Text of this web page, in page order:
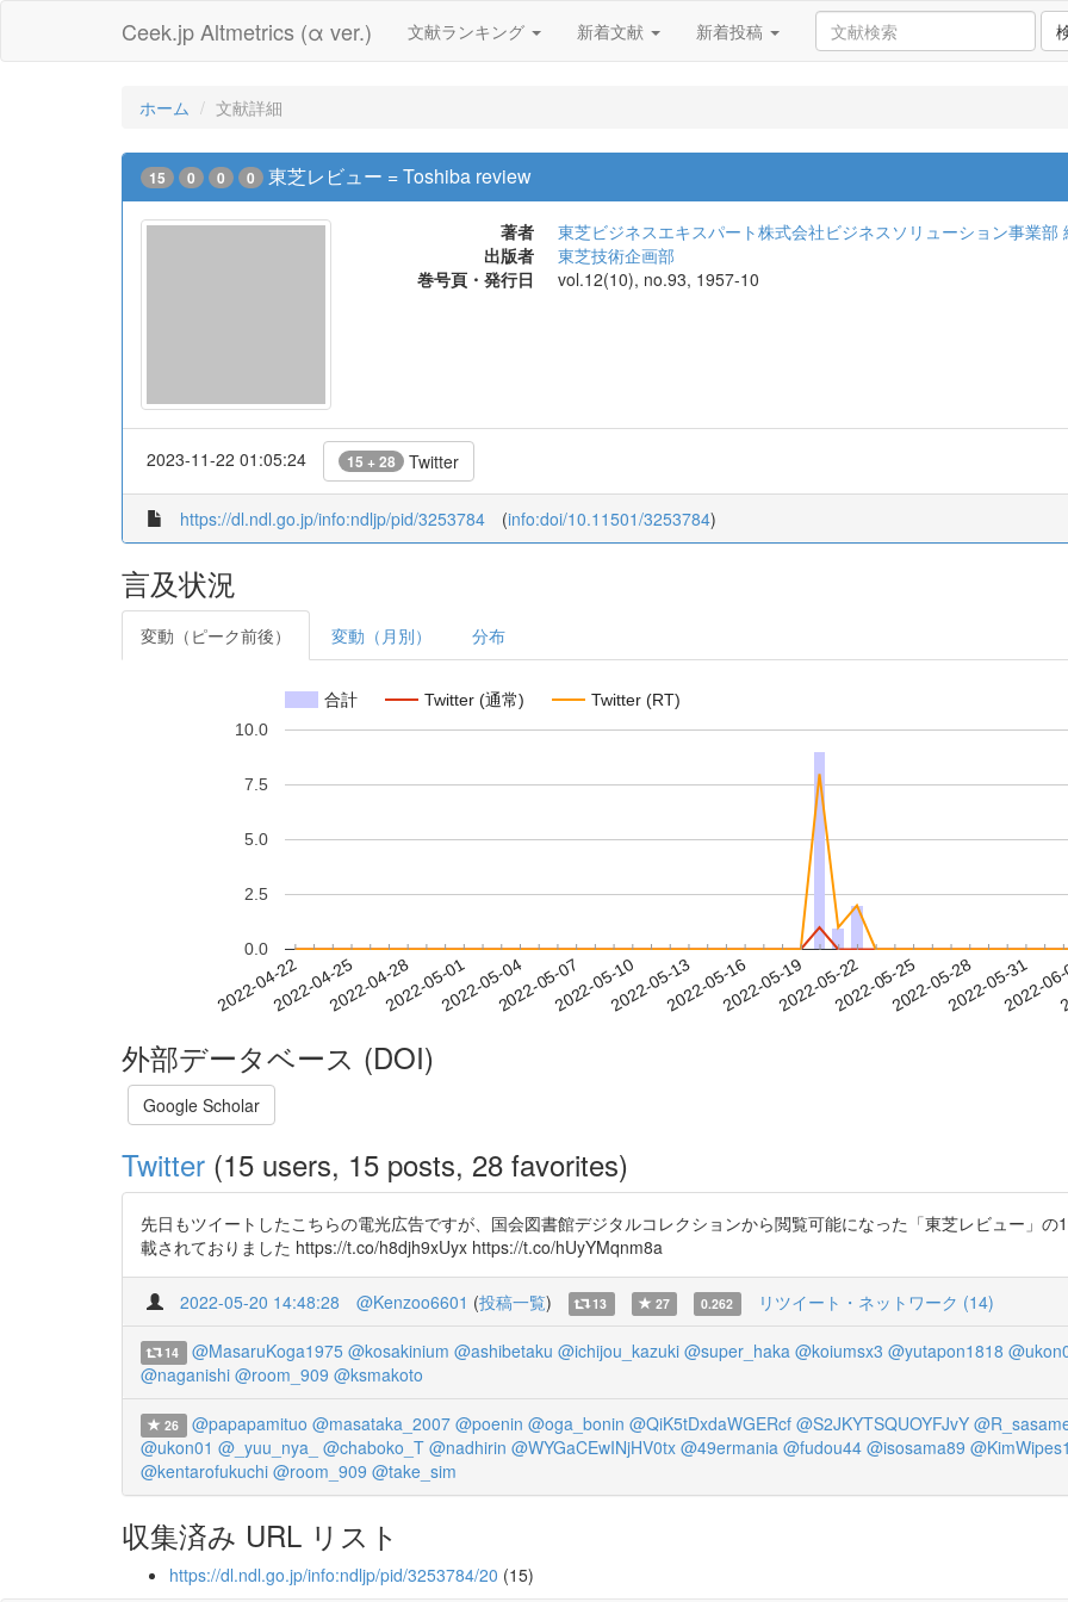
Ceek.jp Altmetrics (α ver.) 文献ランキング 新着文献 新着投稿
ホーム 文献詳細
15 0 0 0 東芝レビュー = Toshiba review
著者
東芝ビジネスエキスパート株式会社ビジネスソリューション事業部
出版者
東芝技術企画部
巻号頁・発行日
vol.12(10), no.93, 1957-10
2023-11-22 01:05:24 15 + 28 Twitter
https://dl.ndl.go.jp/info:ndljp/pid/3253784 (info:doi/10.11501/3253784)
言及状況
変動（ピーク前後） 変動（月別） 分布
合計 Twitter (通常) Twitter (RT)
2022-04-222022-04-252022-04-282022-05-012022-05-042022-05-072022-05-102022-05-132022-05-162022-05-192022-05-222022-05-252022-05-282022-05-31
2022-
0.0
2.5
5.0
7.5
10.0
外部データベース (DOI)
Google Scholar
Twitter (15 users, 15 posts, 28 favorites)
先日もツイートしたこちらの電光広告ですが、国会図書館デジタルコレクションから閲覧可能になった「東芝レビュー」
載されておりました https://t.co/h8djh9xUyx https://t.co/hUyYMqnm8a
2022-05-20 14:48:28 @Kenzoo6601 (投稿一覧) 13 27 0.262 リツイート・ネットワーク (14)
14 @MasaruKoga1975 @kosakinium @ashibetaku @ichijou_kazuki @super_haka @koiumsx3 @yutapon1818
@naganishi @room_909 @ksmakoto
26 @papapamituo @masataka_2007 @poenin @oga_bonin @QiK5tDxdaWGERcf @S2JKYTSQUOYFJvY
@ukon01 @_yuu_nya_ @chaboko_T @nadhirin @WYGaCEwINjHV0tx @49ermania @fudou44 @isosama89
@kentarofukuchi @room_909 @take_sim
収集済み URL リスト
https://dl.ndl.go.jp/info:ndljp/pid/3253784/20 (15)